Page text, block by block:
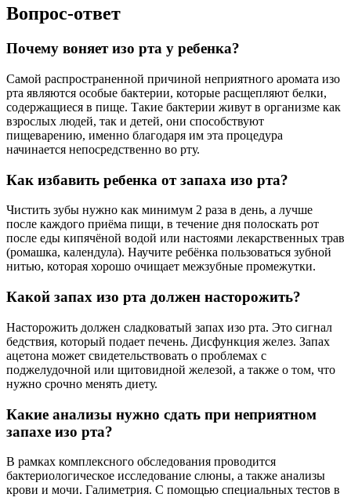
Вопрос-ответ
Почему воняет изо рта у ребенка?
Самой распространенной причиной неприятного аромата изо
рта являются особые бактерии, которые расщепляют белки,
содержащиеся в пище. Такие бактерии живут в организме как
взрослых людей, так и детей, они способствуют
пищеварению, именно благодаря им эта процедура
начинается непосредственно во рту.
Как избавить ребенка от запаха изо рта?
Чистить зубы нужно как минимум 2 раза в день, а лучше
после каждого приёма пищи, в течение дня полоскать рот
после еды кипячёной водой или настоями лекарственных трав
(ромашка, календула). Научите ребёнка пользоваться зубной
нитью, которая хорошо очищает межзубные промежутки.
Какой запах изо рта должен насторожить?
Насторожить должен сладковатый запах изо рта. Это сигнал
бедствия, который подает печень. Дисфункция желез. Запах
ацетона может свидетельствовать о проблемах с
поджелудочной или щитовидной железой, а также о том, что
нужно срочно менять диету.
Какие анализы нужно сдать при неприятном
запахе изо рта?
В рамках комплексного обследования проводится
бактериологическое исследование слюны, а также анализы
крови и мочи. Галиметрия. С помощью специальных тестов в